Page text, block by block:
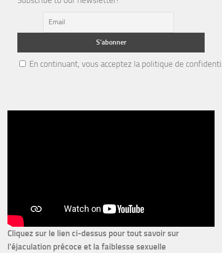
En continuant, vous acceptez la politique de
Cliquez sur le lien ci-dessus pour tout savoir sur
l'éjaculation précoce et la faiblesse sexuelle